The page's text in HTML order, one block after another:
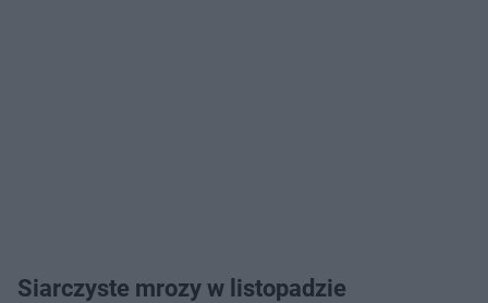
Siarczyste mrozy w listopadzie